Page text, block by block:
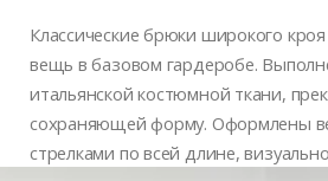
Классические брюки широкого
вещь в базовом гардеробе.
итальянской костюмной ткани,
сохраняющей форму. Оформлены
стрелками по всей длине,